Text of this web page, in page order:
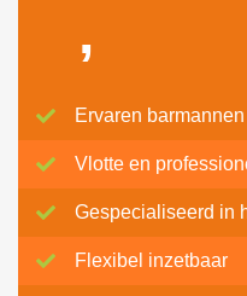
,
Ervaren barmannen
Vlotte en
Gespecialiseerd in
Flexibel inzetbaar